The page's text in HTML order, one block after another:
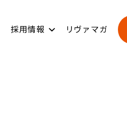
採用情報 リヴァマガ